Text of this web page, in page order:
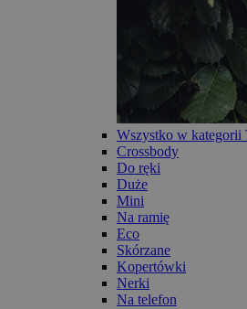
Wszystko w kategorii
Crossbody
Do ręki
Duże
Mini
Na ramię
Eco
Skórzane
Kopertówki
Nerki
Na telefon